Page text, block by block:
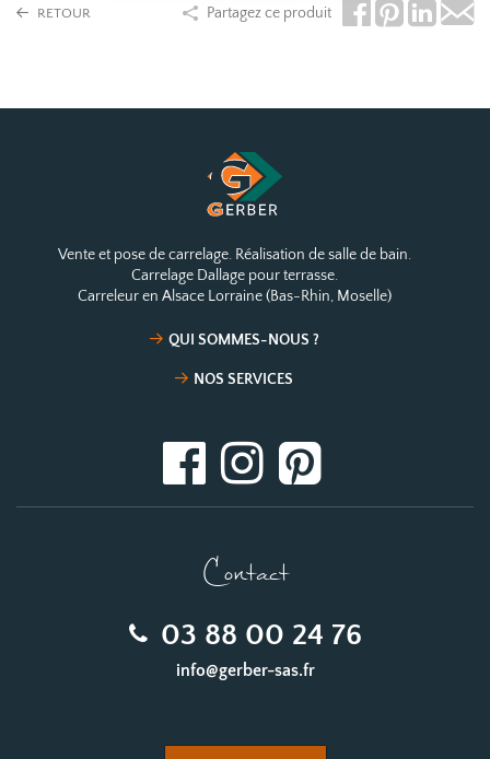
RETOUR Partagez ce produit
Vente et pose de carrelage. Réalisation de salle de bain.
Carrelage Dallage pour terrasse.
Carreleur en Alsace Lorraine (Bas-Rhin, Moselle)
QUI SOMMES-NOUS ?
NOS SERVICES
Contact
03 88 00 24 76
info@gerber-sas.fr